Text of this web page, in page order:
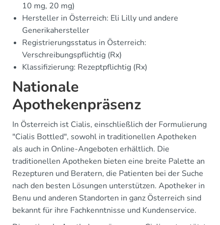
10 mg, 20 mg)
Hersteller in Österreich: Eli Lilly und andere
Generikahersteller
Registrierungsstatus in Österreich:
Verschreibungspflichtig (Rx)
Klassifizierung: Rezeptpflichtig (Rx)
Nationale
Apothekenpräsenz
In Österreich ist Cialis, einschließlich der Formulierung
"Cialis Bottled", sowohl in traditionellen Apotheken
als auch in Online-Angeboten erhältlich. Die
traditionellen Apotheken bieten eine breite Palette an
Rezepturen und Beratern, die Patienten bei der Suche
nach den besten Lösungen unterstützen. Apotheker in
Benu und anderen Standorten in ganz Österreich sind
bekannt für ihre Fachkenntnisse und Kundenservice.